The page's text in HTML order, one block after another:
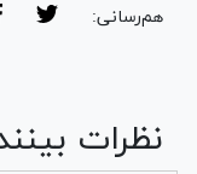
هم‌رسانی:
نظرات